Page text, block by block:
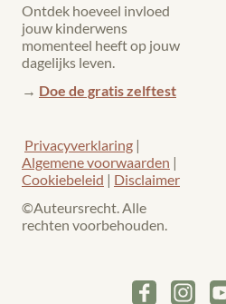
Ontdek hoeveel invloed
jouw kinderwens
momenteel heeft op jouw
dagelijks leven.
→ Doe de gratis zelftest
Privacyverklaring |
Algemene voorwaarden |
Cookiebeleid | Disclaimer
©Auteursrecht. Alle
rechten voorbehouden.